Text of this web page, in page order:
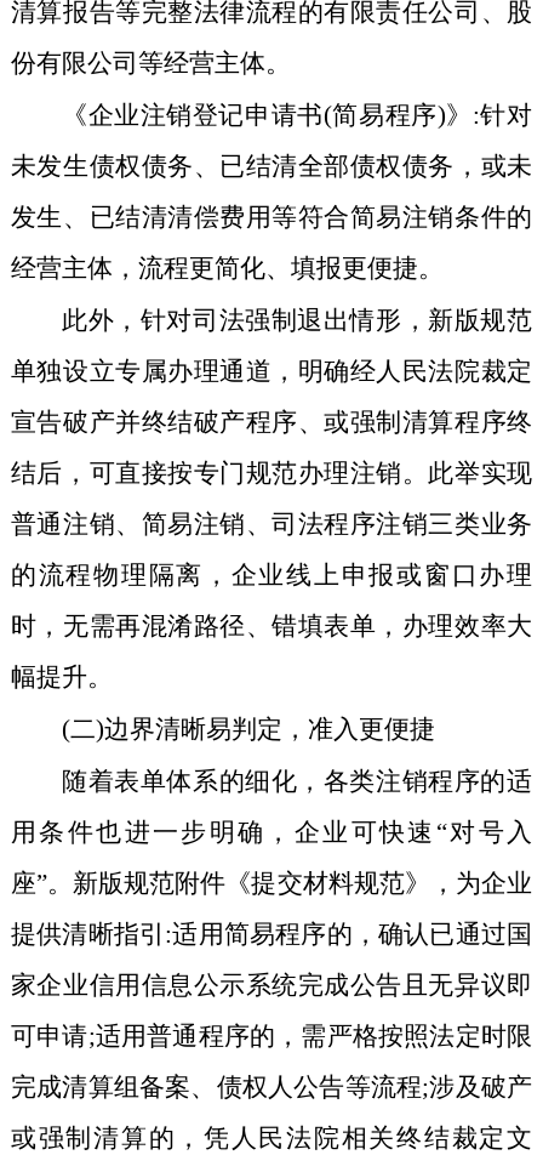
清算报告等完整法律流程的有限责任公司、股
份有限公司等经营主体。
《企业注销登记申请书(简易程序)》:针对
未发生债权债务、已结清全部债权债务，或未
发生、已结清清偿费用等符合简易注销条件的
经营主体，流程更简化、填报更便捷。
此外，针对司法强制退出情形，新版规范
单独设立专属办理通道，明确经人民法院裁定
宣告破产并终结破产程序、或强制清算程序终
结后，可直接按专门规范办理注销。此举实现
普通注销、简易注销、司法程序注销三类业务
的流程物理隔离，企业线上申报或窗口办理
时，无需再混淆路径、错填表单，办理效率大
幅提升。
(二)边界清晰易判定，准入更便捷
随着表单体系的细化，各类注销程序的适
用条件也进一步明确，企业可快速“对号入
座”。新版规范附件《提交材料规范》，为企业
提供清晰指引:适用简易程序的，确认已通过国
家企业信用信息公示系统完成公告且无异议即
可申请;适用普通程序的，需严格按照法定时限
完成清算组备案、债权人公告等流程;涉及破产
或强制清算的，凭人民法院相关终结裁定文